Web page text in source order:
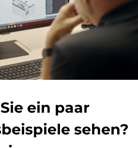
ein paar
se­hen?